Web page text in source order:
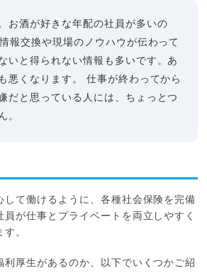
お酒が好きな年配の社員が多いの
報交換や現場のノウハウが伝わって
いと得られない情報も多いです。あ
悪くなります。 仕事が終わってから
だと思っている人には、ちょっとつ
。
して働けるように、各種社会保険を完備
員が仕事とプライベートを両立しやすく
。
利厚生があるのか、以下でいくつかご紹